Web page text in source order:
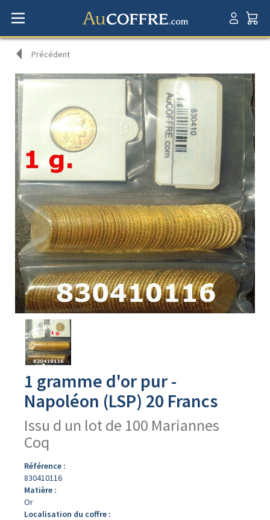
Précédent
Avers
produit
1 gramme d'or pur -
Napoléon (LSP) 20 Francs
Issu d un lot de 100 Mariannes
Coq
Référence :
830410116
Matière :
Or
Localisation du coffre :